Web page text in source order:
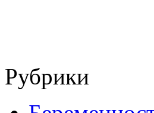
Рубрики